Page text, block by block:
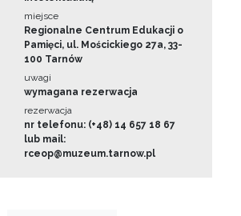
miejsce
Regionalne Centrum Edukacji o
Pamięci, ul. Mościckiego 27a, 33-
100 Tarnów
uwagi
wymagana rezerwacja
rezerwacja
nr telefonu: (+48) 14 657 18 67
lub mail:
rceop@muzeum.tarnow.pl